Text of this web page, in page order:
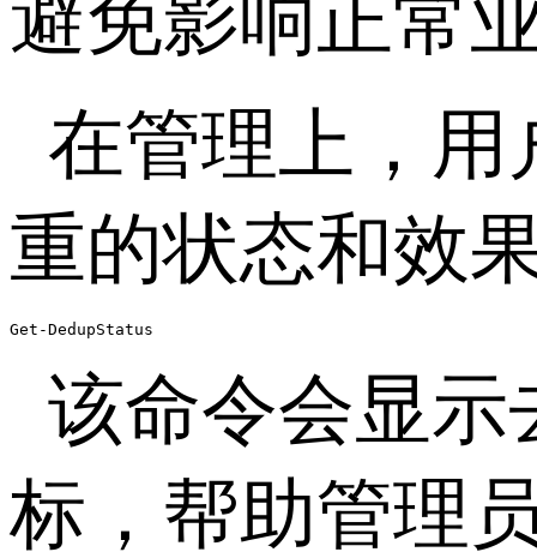
避免影响正常
在管理上，用
重的状态和效
Get-DedupStatus
该命令会显示
标，帮助管理